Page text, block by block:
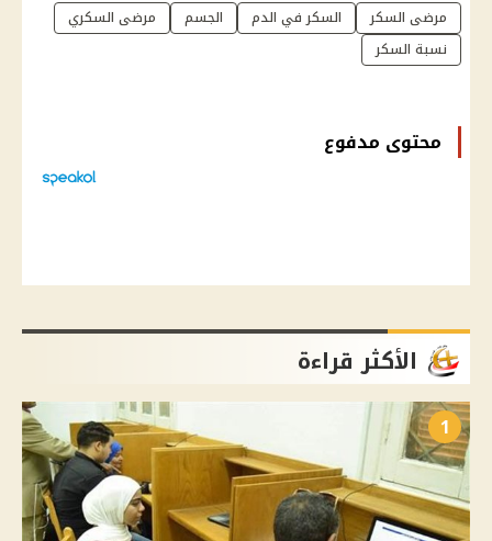
مرضى السكر السكر في الدم الجسم
مرضى السكري
نسبة السكر
محتوى مدفوع
الأكثر قراءة
1